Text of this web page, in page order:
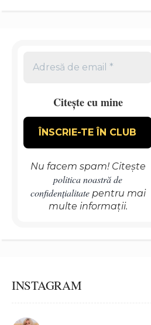
Citește cu mine
Nu facem spam! Citește
politica noastră de
confidențialitatepentru mai
multe informații.
INSTAGRAM